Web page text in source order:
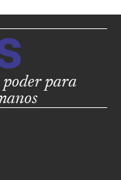
poder para